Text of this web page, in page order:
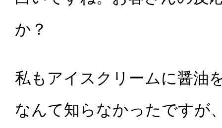
か？
私もアイスクリームに醤油
なんて知らなかったですが